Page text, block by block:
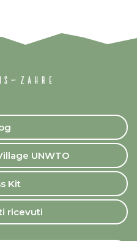
UNWTO
Kit
ricevuti